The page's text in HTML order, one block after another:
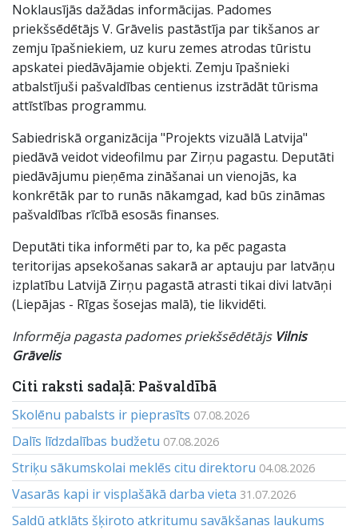
Noklausījās dažādas informācijas. Padomes
priekšsēdētājs V. Grāvelis pastāstīja par tikšanos ar
zemju īpašniekiem, uz kuru zemes atrodas tūristu
apskatei piedāvājamie objekti. Zemju īpašnieki
atbalstījuši pašvaldības centienus izstrādāt tūrisma
attīstības programmu.
Sabiedriskā organizācija "Projekts vizuālā Latvija"
piedāvā veidot videofilmu par Zirņu pagastu. Deputāti
piedāvājumu pieņēma zināšanai un vienojās, ka
konkrētāk par to runās nākamgad, kad būs zināmas
pašvaldības rīcībā esosās finanses.
Deputāti tika informēti par to, ka pēc pagasta
teritorijas apsekošanas sakarā ar aptauju par latvāņu
izplatību Latvijā Zirņu pagastā atrasti tikai divi latvāņi
(Liepājas - Rīgas šosejas malā), tie likvidēti.
Informēja pagasta padomes priekšsēdētājs Vilnis
Grāvelis
Citi raksti sadaļā: Pašvaldībā
Skolēnu pabalsts ir pieprasīts 07.08.2026
Dalīs līdzdalības budžetu 07.08.2026
Striķu sākumskolai meklēs citu direktoru 04.08.2026
Vasarās kapi ir visplašākā darba vieta 31.07.2026
Saldū atklāts šķiroto atkritumu savākšanas laukums